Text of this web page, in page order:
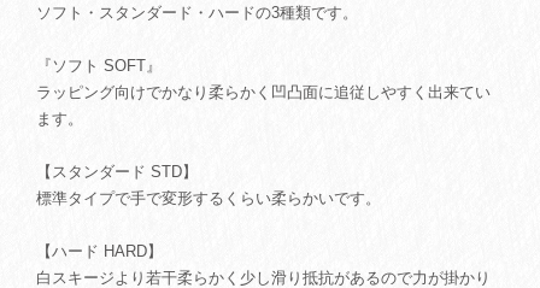
ソフト・スタンダード・ハードの3種類です。
『ソフト SOFT』
ラッピング向けでかなり柔らかく凹凸面に追従しやすく出来てい
ます。
【スタンダード STD】
標準タイプで手で変形するくらい柔らかいです。
【ハード HARD】
白スキージより若干柔らかく少し滑り抵抗があるので力が掛かり